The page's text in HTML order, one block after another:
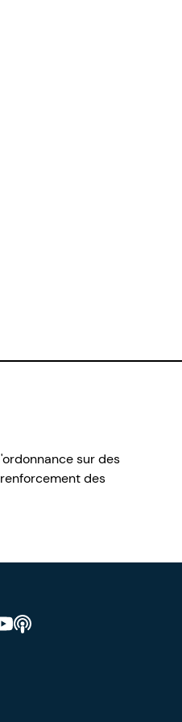
sur des
des
CIAO sur Facebook
CIAO sur Instagram
Retrouve CIAO sur YouTube
Découvre notre podcast